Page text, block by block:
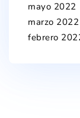
mayo 2022
marzo 2022
febrero